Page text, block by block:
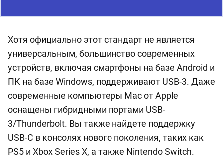
Хотя официально этот стандарт не является
универсальным, большинство современных
устройств, включая смартфоны на базе Android и
ПК на базе Windows, поддерживают USB-3. Даже
современные компьютеры Mac от Apple
оснащены гибридными портами USB-
3/Thunderbolt. Вы также найдете поддержку
USB-C в консолях нового поколения, таких как
PS5 и Xbox Series X, а также Nintendo Switch.